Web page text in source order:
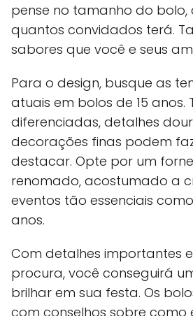
pense no tamanho do bolo,
quantos convidados terá.
sabores que você e seus
Para o design, busque as
atuais em bolos de 15 anos.
diferenciadas, detalhes
decorações finas podem
destacar. Opte por um
renomado, acostumado a
eventos tão essenciais
anos.
Com detalhes importantes
procura, você conseguirá
brilhar em sua festa. Os
com conselhos sobre como